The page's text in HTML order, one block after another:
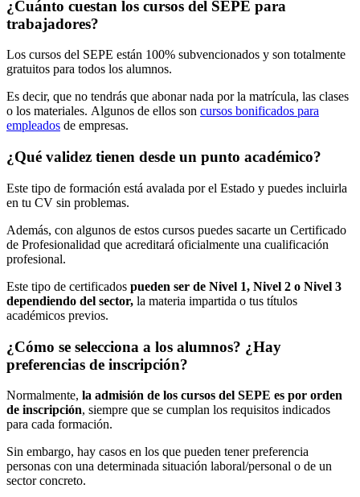
¿Cuánto cuestan los cursos del SEPE para
trabajadores?
Los cursos del SEPE están 100% subvencionados y son totalmente
gratuitos para todos los alumnos.
Es decir, que no tendrás que abonar nada por la matrícula, las clases
o los materiales. Algunos de ellos son cursos bonificados para
empleados de empresas.
¿Qué validez tienen desde un punto académico?
Este tipo de formación está avalada por el Estado y puedes incluirla
en tu CV sin problemas.
Además, con algunos de estos cursos puedes sacarte un Certificado
de Profesionalidad que acreditará oficialmente una cualificación
profesional.
Este tipo de certificados pueden ser de Nivel 1, Nivel 2 o Nivel 3
dependiendo del sector, la materia impartida o tus títulos
académicos previos.
¿Cómo se selecciona a los alumnos? ¿Hay
preferencias de inscripción?
Normalmente, la admisión de los cursos del SEPE es por orden
de inscripción, siempre que se cumplan los requisitos indicados
para cada formación.
Sin embargo, hay casos en los que pueden tener preferencia
personas con una determinada situación laboral/personal o de un
sector concreto.